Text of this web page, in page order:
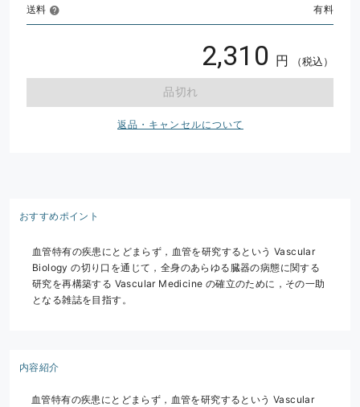
送料
有料
2,310 円 （税込）
品切れ
返品・キャンセルについて
おすすめポイント
血管特有の疾患にとどまらず，血管を研究するという Vascular
Biology の切り口を通じて，全身のあらゆる臓器の病態に関する
研究を再構築する Vascular Medicine の確立のために，その一助
となる雑誌を目指す。
内容紹介
血管特有の疾患にとどまらず，血管を研究するという Vascular